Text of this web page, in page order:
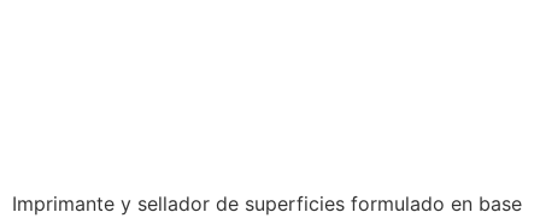
Imprimante y sellador de superficies formulado en base